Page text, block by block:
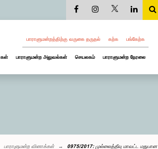
பாராளுமன்றத்திற்கு வருகை தருதல் கற்க பங்கேற்க
பாராளுமன்ற அலுவல்கள் செயலகம் பாராளுமன்ற நேரலை
பாராளுமன்ற வினாக்கள் 0975/2017: முல்லைத்தீவு மாவட்ட